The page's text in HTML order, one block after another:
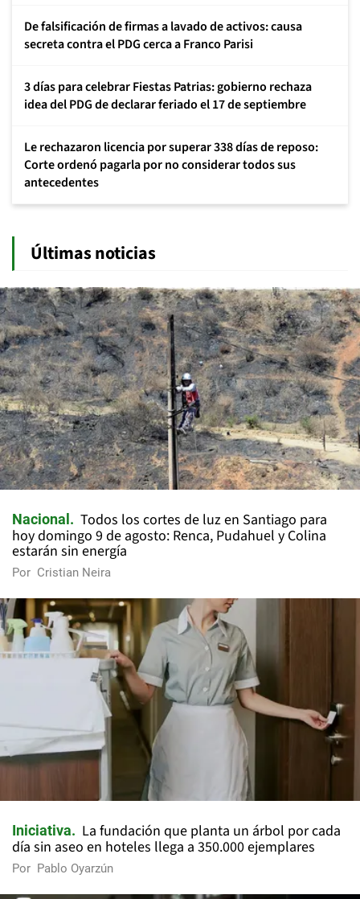
De falsificación de firmas a lavado de activos: causa
secreta contra el PDG cerca a Franco Parisi
3 días para celebrar Fiestas Patrias: gobierno rechaza
idea del PDG de declarar feriado el 17 de septiembre
Le rechazaron licencia por superar 338 días de reposo:
Corte ordenó pagarla por no considerar todos sus
antecedentes
Últimas noticias
Nacional
Todos los cortes de luz en Santiago para
hoy domingo 9 de agosto: Renca, Pudahuel y Colina
estarán sin energía
Por Cristian Neira
Iniciativa
La fundación que planta un árbol por cada
día sin aseo en hoteles llega a 350.000 ejemplares
Por Pablo Oyarzún